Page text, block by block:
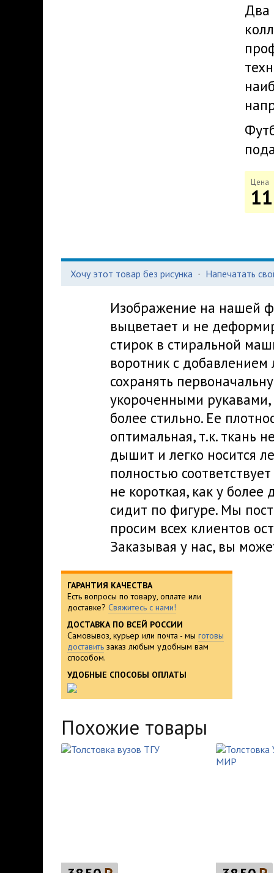
Цена
Хочу этот товар без рисунка · Напечатать
Изображение на нашей
выцветает и не
стирок в стиральной
воротник с
сохранять
укороченными
более стильно. Ее
оптимальная, т.к. ткань
дышит и легко носится
полностью
не короткая, как у
сидит по фигуре. Мы
просим всех клиентов
Заказывая у нас, вы
ГАРАНТИЯ КАЧЕСТВА
Есть вопросы по товару, оплате или
доставке? Свяжитесь с нами!
ДОСТАВКА ПО ВСЕЙ РОССИИ
Самовывоз, курьер или почта - мы готовы
доставить заказ любым удобным вам
способом.
УДОБНЫЕ СПОСОБЫ ОПЛАТЫ
Похожие товары